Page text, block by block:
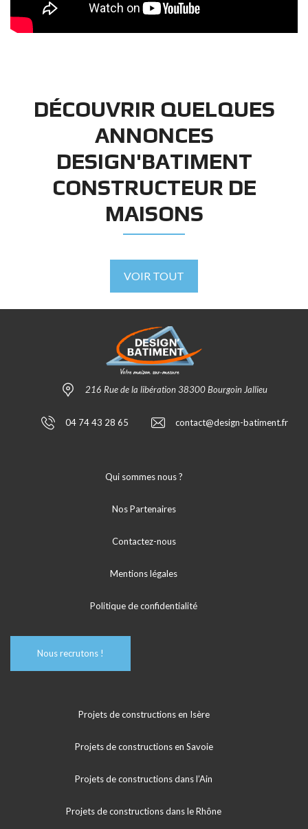
DÉCOUVRIR QUELQUES
ANNONCES
DESIGN'BATIMENT
CONSTRUCTEUR DE
MAISONS
VOIR TOUT
216 Rue de la libération 38300 Bourgoin Jallieu
04 74 43 28 65 contact@design-batiment.fr
Qui sommes nous ?
Nos Partenaires
Contactez-nous
Mentions légales
Politique de confidentialité
Nous recrutons !
Projets de constructions en Isère
Projets de constructions en Savoie
Projets de constructions dans l’Ain
Projets de constructions dans le Rhône